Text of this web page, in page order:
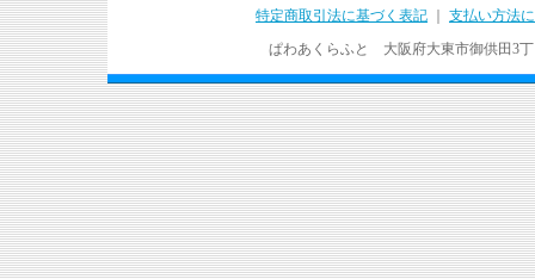
特定商取引法に基づく表記
支払い方法
ぱわあくらふと 大阪府大東市御供田3